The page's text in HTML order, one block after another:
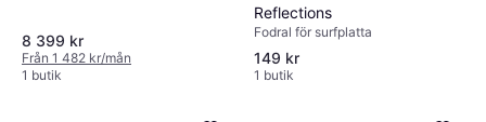
8 399 kr
Från 1 482 kr/mån
1 butik
Reflections
Fodral för surfplatta
149 kr
1 butik